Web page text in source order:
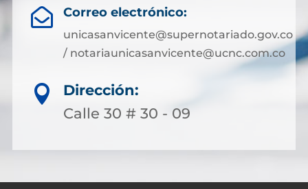
 Correo electrónico:
unicasanvicente@supernotariado.gov.co
/ notariaunicasanvicente@ucnc.com.co

Dirección:
Calle 30 # 30 - 09